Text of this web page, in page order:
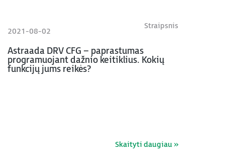
Straipsnis
2021-08-02
Astraada DRV CFG – paprastumas
programuojant dažnio keitiklius. Kokių
funkcijų jums reikės?
Skaityti daugiau »